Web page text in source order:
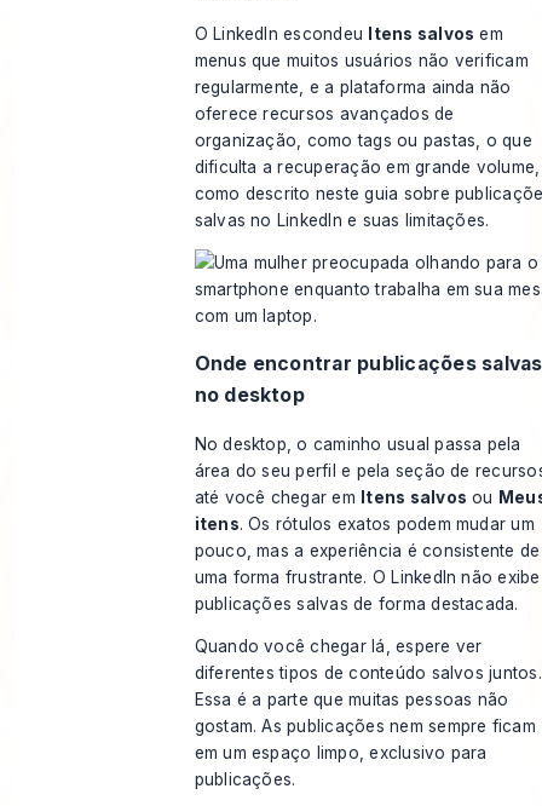
O LinkedIn escondeu Itens salvos em
menus que muitos usuários não verificam
regularmente, e a plataforma ainda não
oferece recursos avançados de
organização, como tags ou pastas, o que
dificulta a recuperação em grande volume,
como descrito nesteguia sobre
salvas no LinkedIn e suas limitações.
Onde encontrar publicações salvas
no desktop
No desktop, o caminho usual passa pela
área do seu perfil e pela seção de
até você chegar em
Itens salvos ou
itens. Os rótulos exatos podem mudar um
pouco, mas a experiência é consistente de
uma forma frustrante. O LinkedIn não exibe
publicações salvas de forma destacada.
Quando você chegar lá, espere ver
diferentes tipos de conteúdo salvos juntos.
Essa é a parte que muitas pessoas não
gostam. As publicações nem sempre ficam
em um espaço limpo, exclusivo para
publicações.